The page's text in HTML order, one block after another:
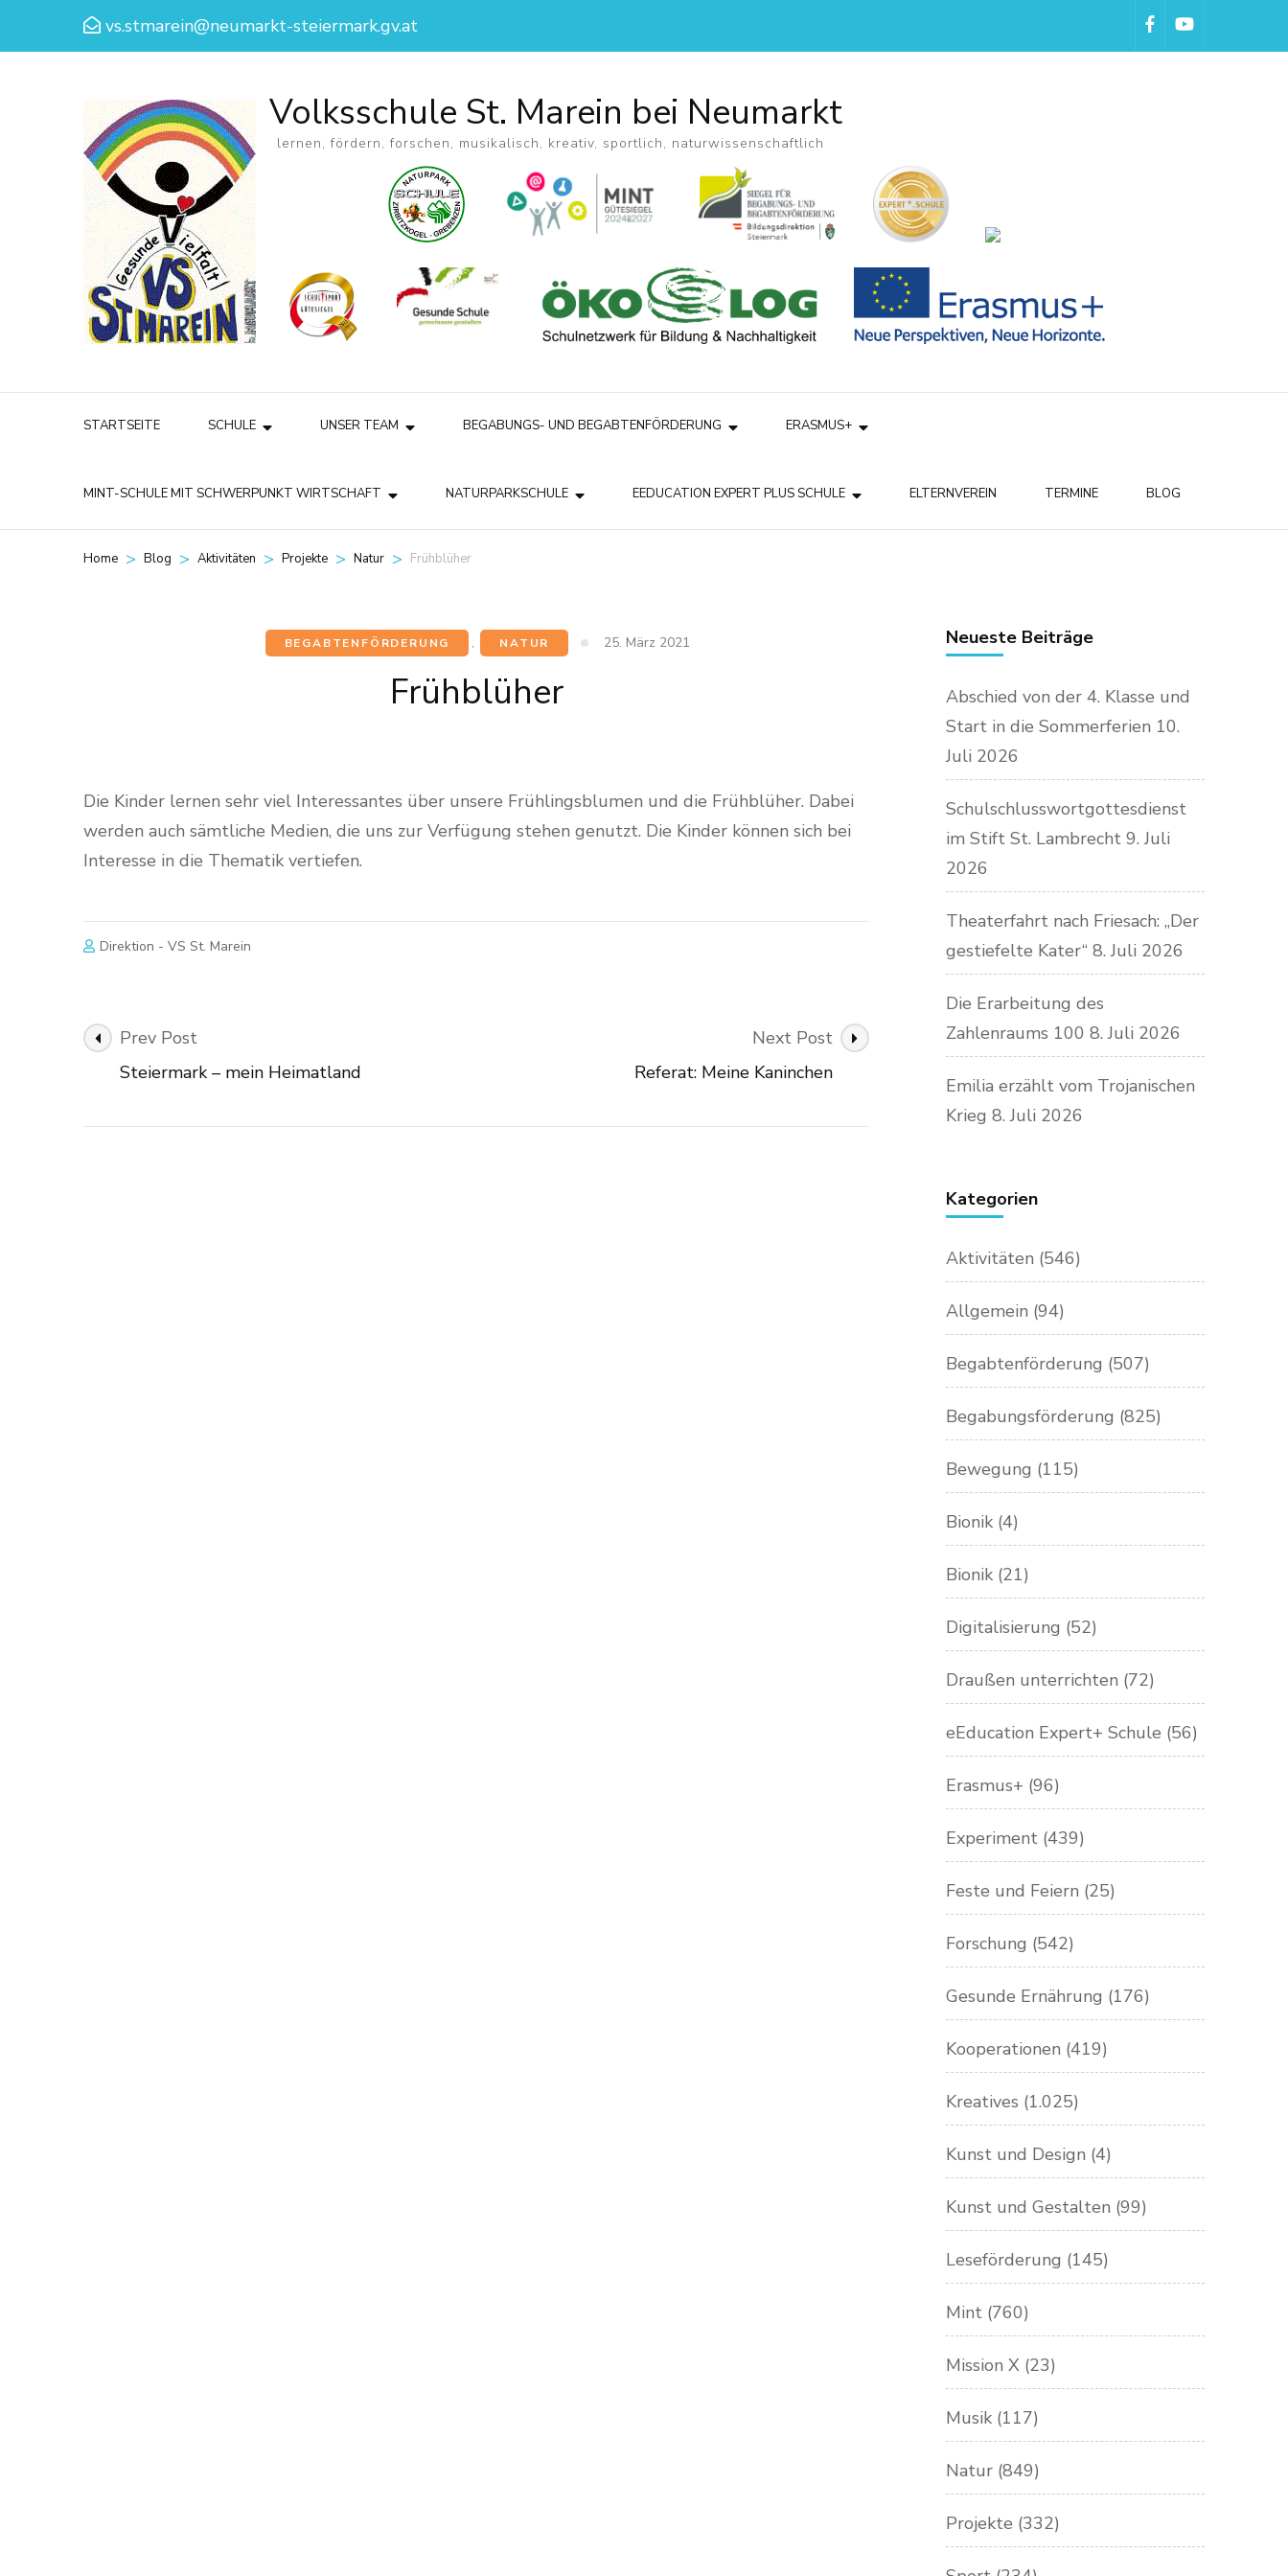
vs.stmarein@neumarkt-steiermark.gv.at
Volksschule St. Marein bei Neumarkt
lernen, fördern, forschen, musikalisch, kreativ, sportlich, naturwissenschaftlich
STARTSEITE SCHULE UNSER TEAM BEGABUNGS- UND BEGABTENFÖRDERUNG ERASMUS+
MINT-SCHULE MIT SCHWERPUNKT WIRTSCHAFT NATURPARKSCHULE EEDUCATION EXPERT PLUS SCHULE ELTERNVEREIN TERMINE BLOG
Home > Blog > Aktivitäten > Projekte > Natur > Frühblüher
BEGABTENFÖRDERUNG , NATUR 25. März 2021
Frühblüher
Die Kinder lernen sehr viel Interessantes über unsere Frühlingsblumen und die Frühblüher. Dabei
werden auch sämtliche Medien, die uns zur Verfügung stehen genutzt. Die Kinder können sich bei
Interesse in die Thematik vertiefen.
Direktion - VS St. Marein
Post
Navigation
Prev Post
Steiermark – mein Heimatland
Next Post
Referat: Meine Kaninchen
Neueste Beiträge
Abschied von der 4. Klasse und
Start in die Sommerferien 10.
Juli 2026
Schulschlusswortgottesdienst
im Stift St. Lambrecht 9. Juli
2026
Theaterfahrt nach Friesach: „Der
gestiefelte Kater“ 8. Juli 2026
Die Erarbeitung des
Zahlenraums 100 8. Juli 2026
Emilia erzählt vom Trojanischen
Krieg 8. Juli 2026
Kategorien
Aktivitäten (546)
Allgemein (94)
Begabtenförderung (507)
Begabungsförderung (825)
Bewegung (115)
Bionik (4)
Bionik (21)
Digitalisierung (52)
Draußen unterrichten (72)
eEducation Expert+ Schule (56)
Erasmus+ (96)
Experiment (439)
Feste und Feiern (25)
Forschung (542)
Gesunde Ernährung (176)
Kooperationen (419)
Kreatives (1.025)
Kunst und Design (4)
Kunst und Gestalten (99)
Leseförderung (145)
Mint (760)
Mission X (23)
Musik (117)
Natur (849)
Projekte (332)